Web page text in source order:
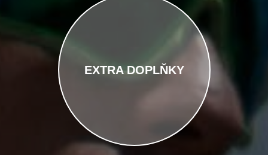
EXTRA DOPLŇKY